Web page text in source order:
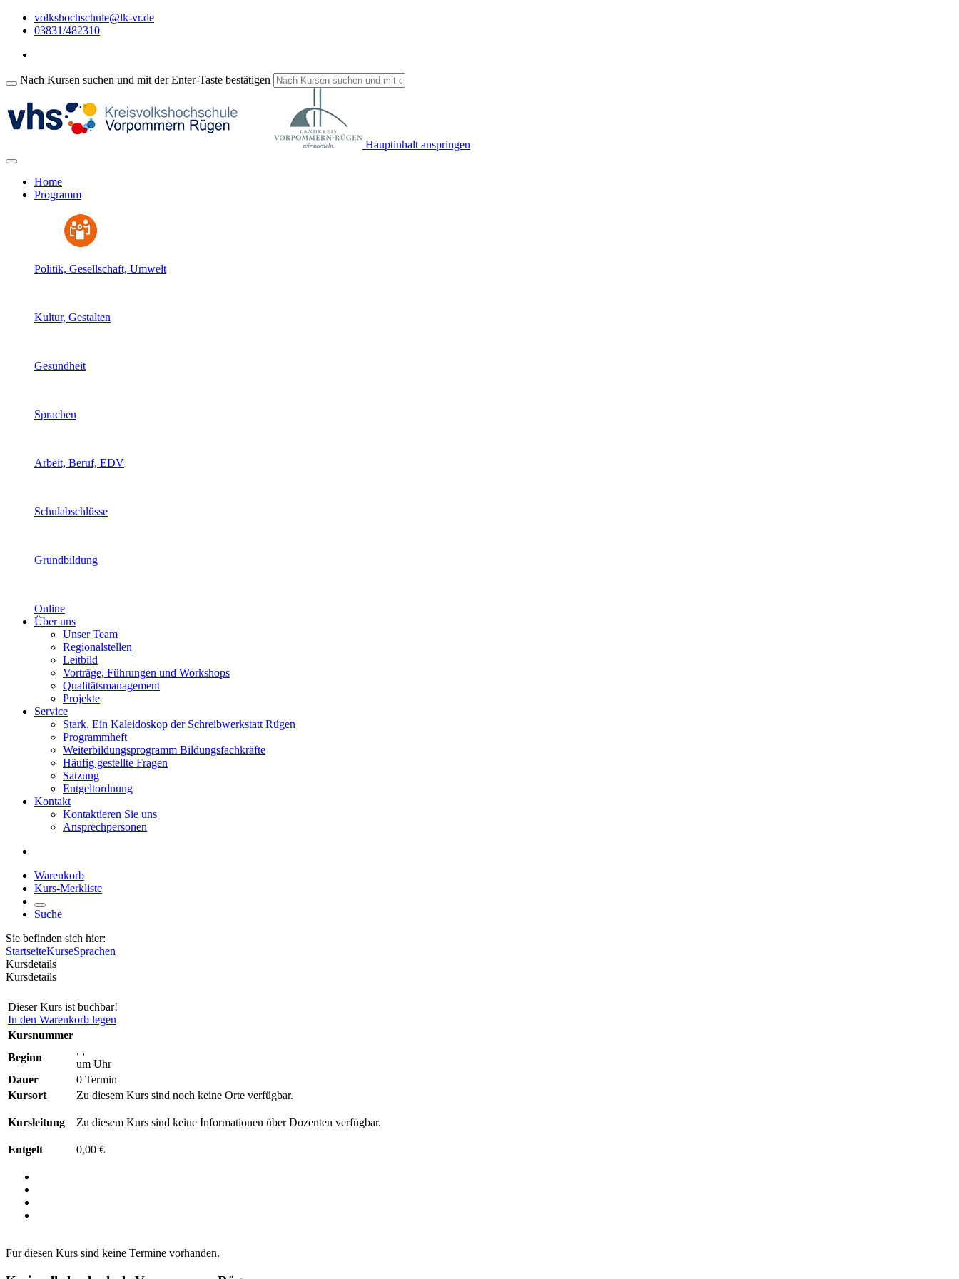
volkshochschule@lk-vr.de
03831/482310
Nach Kursen suchen und mit der Enter-Taste bestätigen
Hauptinhalt anspringen
Home
Programm
Politik, Gesellschaft, Umwelt
Kultur, Gestalten
Gesundheit
Sprachen
Arbeit, Beruf, EDV
Schulabschlüsse
Grundbildung
Online
Über uns
Unser Team
Regionalstellen
Leitbild
Vorträge, Führungen und Workshops
Qualitätsmanagement
Projekte
Service
Stark. Ein Kaleidoskop der Schreibwerkstatt Rügen
Programmheft
Weiterbildungsprogramm Bildungsfachkräfte
Häufig gestellte Fragen
Satzung
Entgeltordnung
Kontakt
Kontaktieren Sie uns
Ansprechpersonen
Warenkorb
Kurs-Merkliste
Suche
Sie befinden sich hier:
StartseiteKurseSprachen
Kursdetails
Kursdetails
Dieser Kurs ist buchbar!
In den Warenkorb legen
Kursnummer
Beginn
, ,
um Uhr
Dauer
0 Termin
Kursort
Zu diesem Kurs sind noch keine Orte verfügbar.
Kursleitung Zu diesem Kurs sind keine Informationen über Dozenten verfügbar.
Entgelt 0,00 €
Für diesen Kurs sind keine Termine vorhanden.